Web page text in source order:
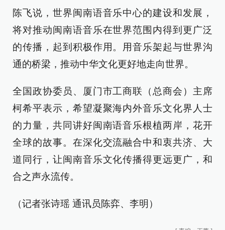
陈飞说，世界闽南语音乐中心的建设和发展，
将对推动闽南语音乐在世界范围内得到更广泛
的传播，起到积极作用。用音乐架起与世界沟
通的桥梁，推动中华文化更好地走向世界。
全国政协委员、厦门市工商联（总商会）主席
柯希平表示，希望凝聚海内外音乐文化界人士
的力量，共同讲好闽南语音乐根植两岸，花开
全球的故事。在深化交流融合中和衷共济、大
道同行，让闽南音乐文化传播得更远更广，和
合之声永流传。
（记者张诗瑶 通讯员陈弈、李明）